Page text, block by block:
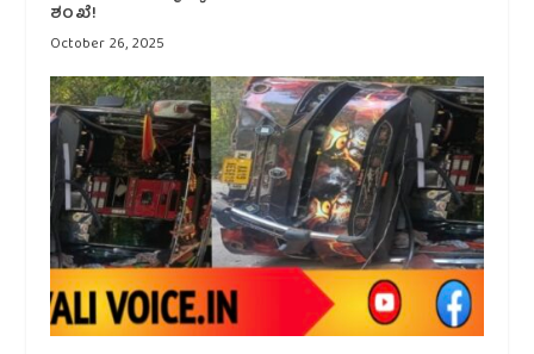
ಶಂಖೆ!
October 26, 2025